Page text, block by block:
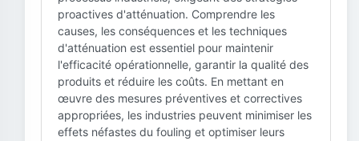
proactives d'atténuation. Comprendre les
causes, les conséquences et les techniques
d'atténuation est essentiel pour maintenir
l'efficacité opérationnelle, garantir la qualité des
produits et réduire les coûts. En mettant en
œuvre des mesures préventives et correctives
appropriées, les industries peuvent minimiser les
effets néfastes du fouling et optimiser leurs